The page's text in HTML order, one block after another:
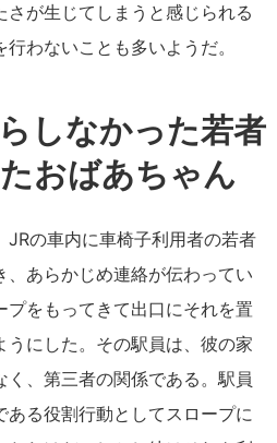
が生じてしまうと感じられる
わないことも多いようだ。
しなかった若者
おばあちゃん
JRの車内に車椅子利用者の若者
、あらかじめ連絡が伝わってい
プをもってきて出口にそれを置
うにした。その駅員は、彼の家
、第三者の関係である。駅員
ある役割行動としてスロープに